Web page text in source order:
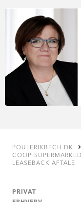
POULERIKBECH.DK
COOP-
LEASEBACK AFTALE
PRIVAT